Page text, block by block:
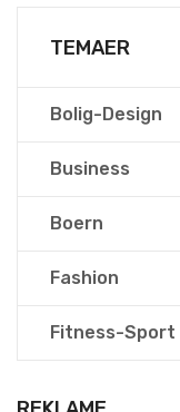
TEMAER
Bolig-Design
Business
Boern
Fashion
Fitness-Sport